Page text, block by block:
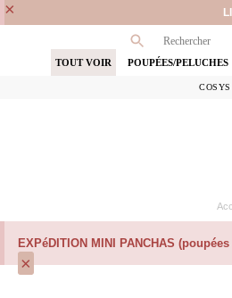
×
TOUT VOIR
POUPÉES/PELUCHES
COSYS
EXPéDITION MINI PANCHAS
×